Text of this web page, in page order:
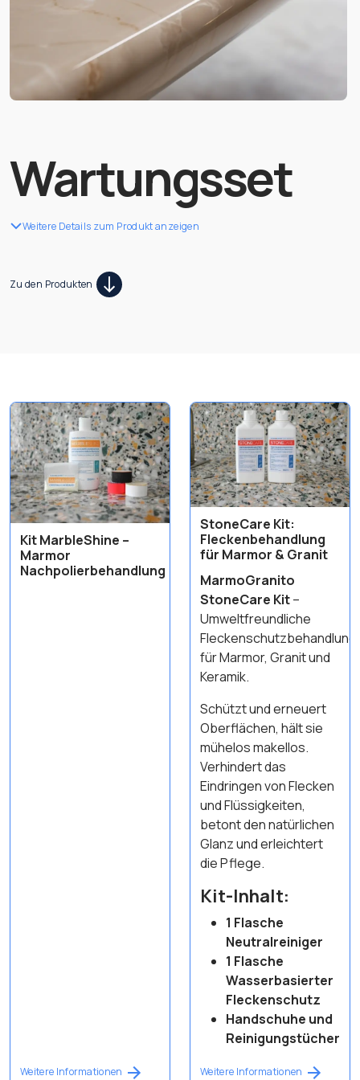
Wartungsset
Weitere Details zum Produkt anzeigen
Zu den Produkten
Kit MarbleShine –
Marmor
Nachpolierbehandlung
Weitere Informationen
StoneCare Kit:
Fleckenbehandlung
für Marmor & Granit
MarmoGranito
StoneCare Kit–
Umweltfreundliche
Fleckenschutzbehandlung
für Marmor, Granit und
Keramik.
Schützt und erneuert
Oberflächen, hält sie
mühelos makellos.
Verhindert das
Eindringen von Flecken
und Flüssigkeiten,
betont den natürlichen
Glanz und erleichtert
die Pflege.
Kit-Inhalt:
1 Flasche
Neutralreiniger
1 Flasche
Wasserbasierter
Fleckenschutz
Handschuhe und
Reinigungstücher
Weitere Informationen